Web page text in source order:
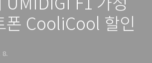
폰 CooliCool 할인
8.